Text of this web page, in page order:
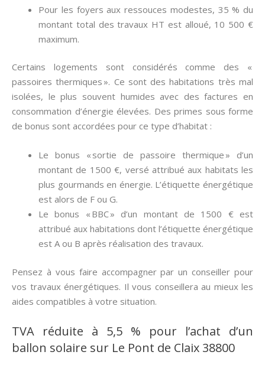
Pour les foyers aux ressouces modestes, 35 % du
montant total des travaux HT est alloué, 10 500 €
maximum.
Certains logements sont considérés comme des «
passoires thermiques ». Ce sont des habitations très mal
isolées, le plus souvent humides avec des factures en
consommation d’énergie élevées. Des primes sous forme
de bonus sont accordées pour ce type d’habitat :
Le bonus « sortie de passoire thermique » d’un
montant de 1500 €, versé attribué aux habitats les
plus gourmands en énergie. L’étiquette énergétique
est alors de F ou G.
Le bonus « BBC » d’un montant de 1500 € est
attribué aux habitations dont l’étiquette énergétique
est A ou B après réalisation des travaux.
Pensez à vous faire accompagner par un conseiller pour
vos travaux énergétiques. Il vous conseillera au mieux les
aides compatibles à votre situation.
TVA réduite à 5,5 % pour l’achat d’un
ballon solaire sur Le Pont de Claix 38800